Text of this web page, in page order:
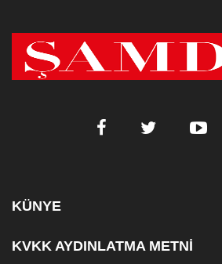
KÜNYE
KVKK AYDINLATMA METNİ